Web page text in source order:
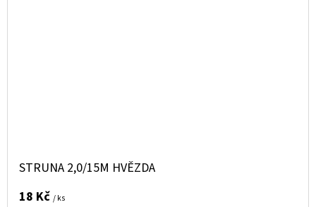
STRUNA 2,0/15M HVĚZDA
18 Kč / ks